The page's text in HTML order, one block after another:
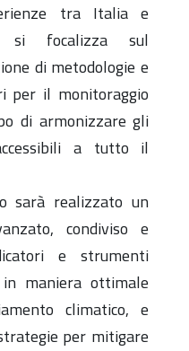
tra Italia e
si focalizza sul
di metodologie e
per il monitoraggio
di armonizzare gli
a tutto il
sarà realizzato un
condiviso e
e strumenti
maniera ottimale
climatico, e
per mitigare